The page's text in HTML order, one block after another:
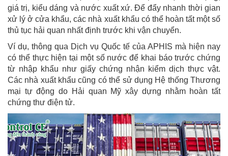
giá trị, kiểu dáng và nước xuất xứ. Để đẩy nhanh thời gian
xử lý ở cửa khẩu, các nhà xuất khẩu có thể hoàn tất một số
thủ tục hải quan nhất định trước khi vận chuyển.
Ví dụ, thông qua Dịch vụ Quốc tế của APHIS mà hiện nay
có thể thực hiện tại một số nước để khai báo trước chứng
từ nhập khẩu như giấy chứng nhận kiểm dịch thực vật.
Các nhà xuất khẩu cũng có thể sử dụng Hệ thống Thương
mại tự động do Hải quan Mỹ xây dựng nhằm hoàn tất
chứng thư điện tử.